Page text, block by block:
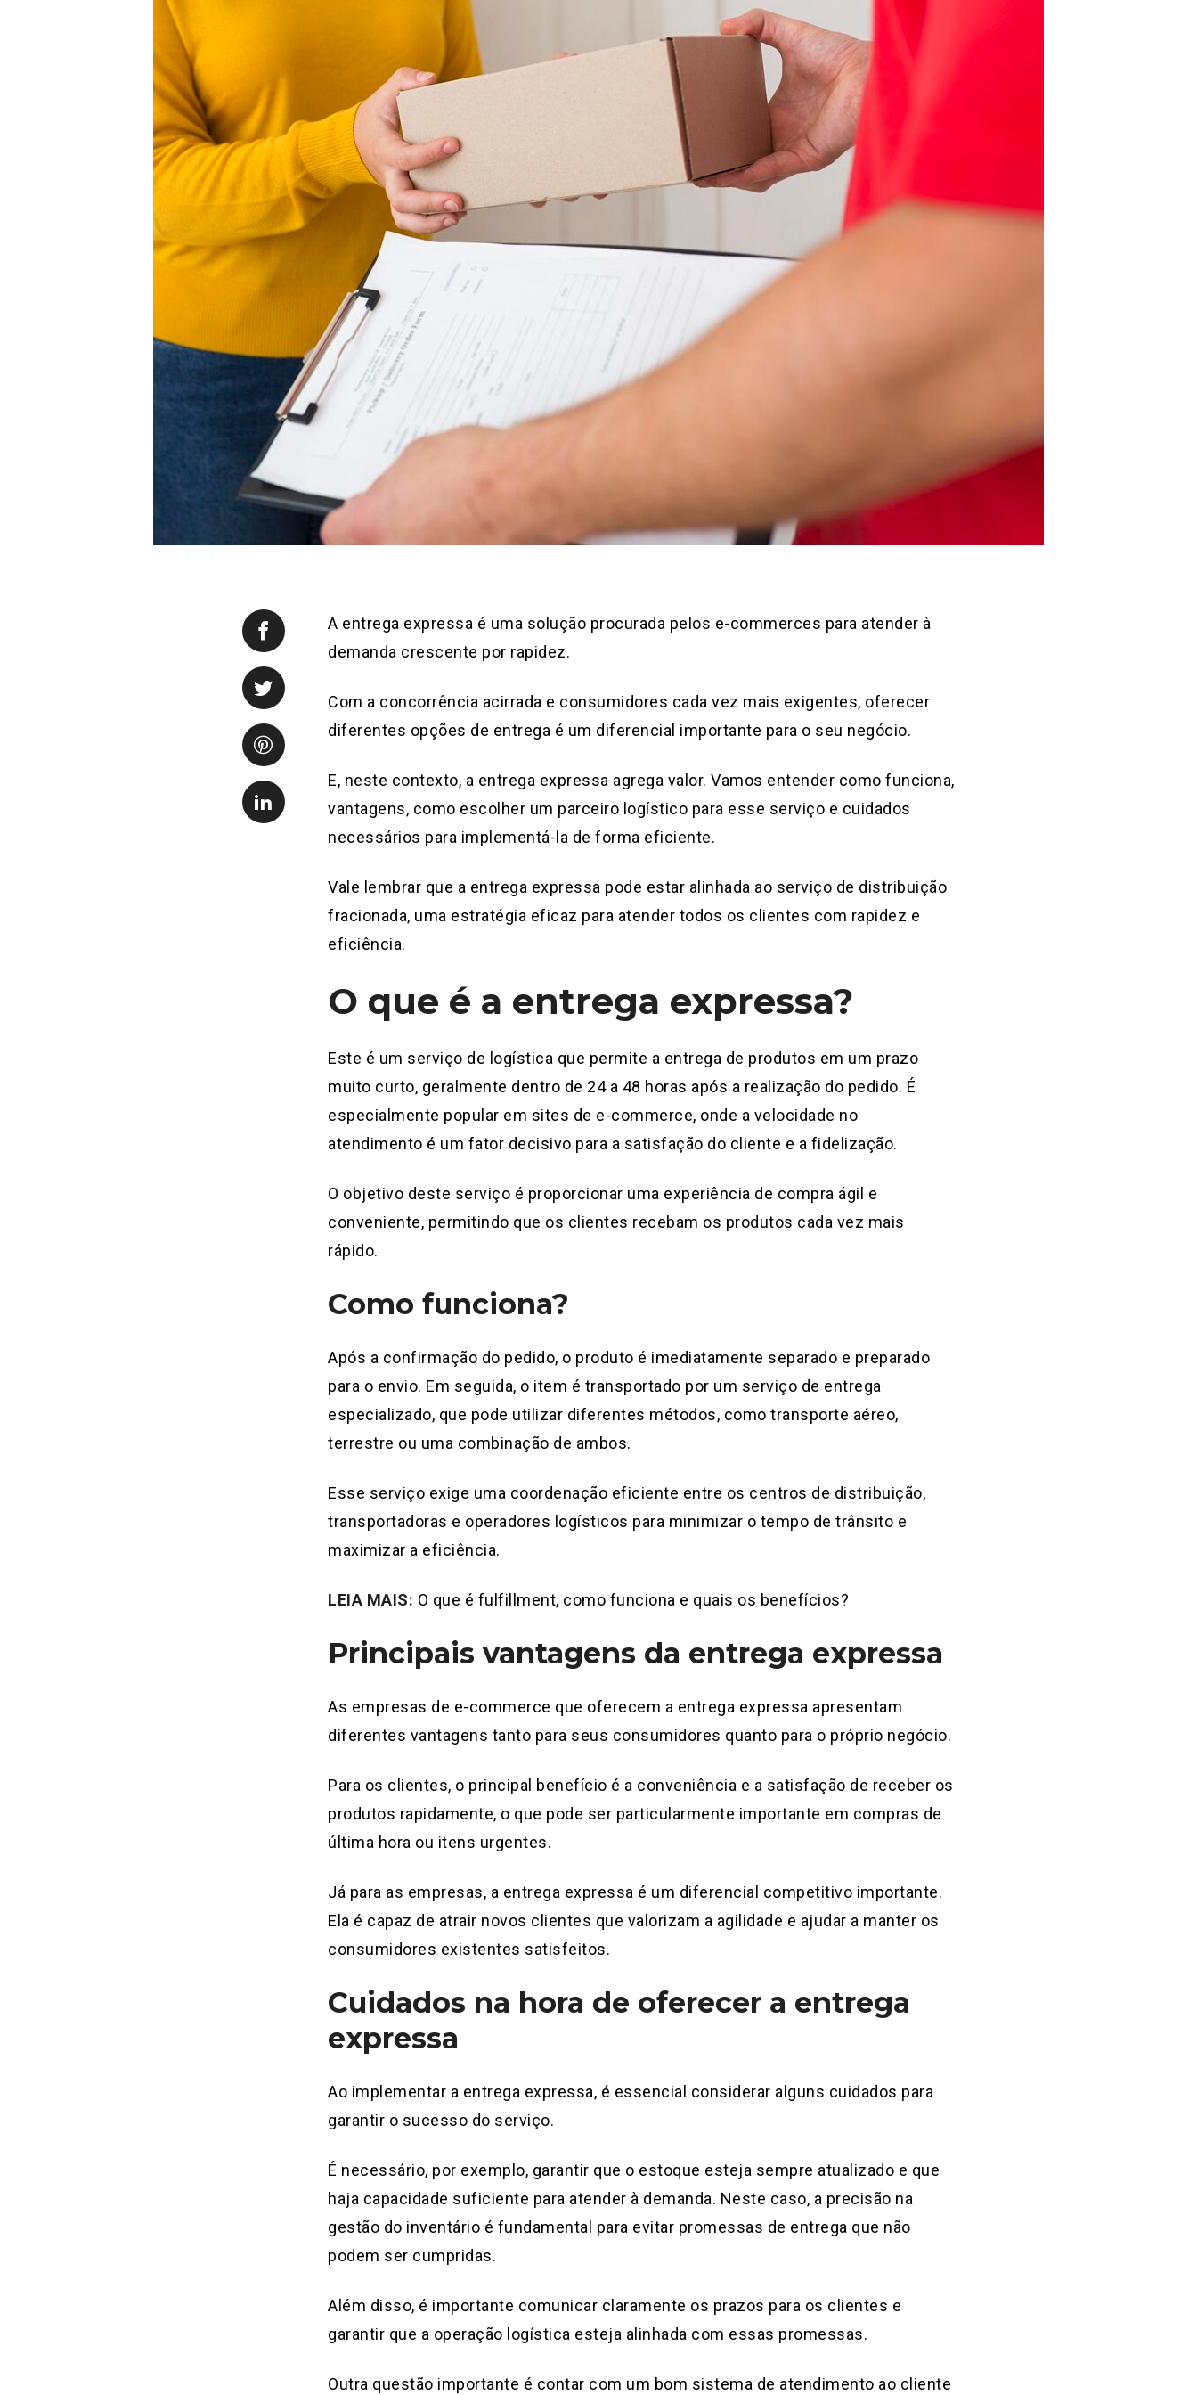
A entrega expressa é uma solução procurada pelos e-commerces para atender à
demanda crescente por rapidez.
Com a concorrência acirrada e consumidores cada vez mais exigentes, oferecer
diferentes opções de entrega é um diferencial importante para o seu negócio.
E, neste contexto, a entrega expressa agrega valor. Vamos entender como funciona,
vantagens, como escolher um parceiro logístico para esse serviço e cuidados
necessários para implementá-la de forma eficiente.
Vale lembrar que a entrega expressa pode estar alinhada ao serviço de distribuição
fracionada, uma estratégia eficaz para atender todos os clientes com rapidez e
eficiência.
O que é a entrega expressa?
Este é um serviço de logística que permite a entrega de produtos em um prazo
muito curto, geralmente dentro de 24 a 48 horas após a realização do pedido. É
especialmente popular em sites de e-commerce, onde a velocidade no
atendimento é um fator decisivo para a satisfação do cliente e a fidelização.
O objetivo deste serviço é proporcionar uma experiência de compra ágil e
conveniente, permitindo que os clientes recebam os produtos cada vez mais
rápido.
Como funciona?
Após a confirmação do pedido, o produto é imediatamente separado e preparado
para o envio. Em seguida, o item é transportado por um serviço de entrega
especializado, que pode utilizar diferentes métodos, como transporte aéreo,
terrestre ou uma combinação de ambos.
Esse serviço exige uma coordenação eficiente entre os centros de distribuição,
transportadoras e operadores logísticos para minimizar o tempo de trânsito e
maximizar a eficiência.
LEIA MAIS: O que é fulfillment, como funciona e quais os benefícios?
Principais vantagens da entrega expressa
As empresas de e-commerce que oferecem a entrega expressa apresentam
diferentes vantagens tanto para seus consumidores quanto para o próprio negócio.
Para os clientes, o principal benefício é a conveniência e a satisfação de receber os
produtos rapidamente, o que pode ser particularmente importante em compras de
última hora ou itens urgentes.
Já para as empresas, a entrega expressa é um diferencial competitivo importante.
Ela é capaz de atrair novos clientes que valorizam a agilidade e ajudar a manter os
consumidores existentes satisfeitos.
Cuidados na hora de oferecer a entrega
expressa
Ao implementar a entrega expressa, é essencial considerar alguns cuidados para
garantir o sucesso do serviço.
É necessário, por exemplo, garantir que o estoque esteja sempre atualizado e que
haja capacidade suficiente para atender à demanda. Neste caso, a precisão na
gestão do inventário é fundamental para evitar promessas de entrega que não
podem ser cumpridas.
Além disso, é importante comunicar claramente os prazos para os clientes e
garantir que a operação logística esteja alinhada com essas promessas.
Outra questão importante é contar com um bom sistema de atendimento ao cliente